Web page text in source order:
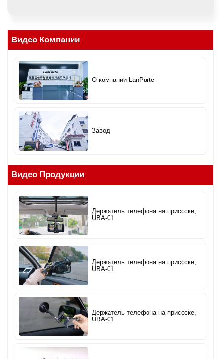
Видео Компании
О компании LanParte
Завод
Видео Продукции
Держатель телефона на присоске,
UBA-01
Держатель телефона на присоске,
UBA-01
Держатель телефона на присоске,
UBA-01